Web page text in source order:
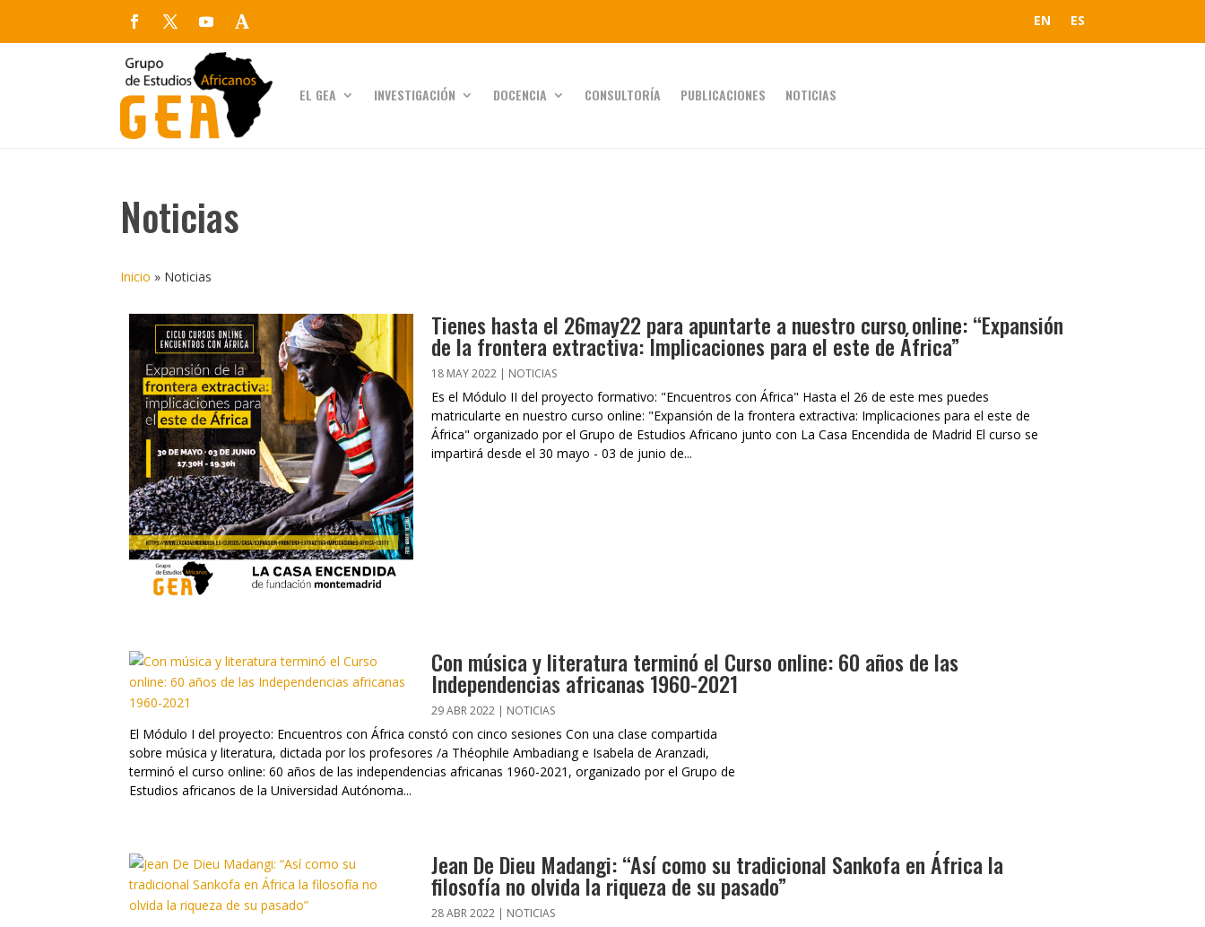
EN ES
EL GEA INVESTIGACIÓN DOCENCIA CONSULTORÍA PUBLICACIONES NOTICIAS
Noticias
Inicio » Noticias
Tienes hasta el 26may22 para apuntarte a nuestro curso online: “Expansión
de la frontera extractiva: Implicaciones para el este de África”
18 MAY 2022| NOTICIAS
Es el Módulo II del proyecto formativo: "Encuentros con África" Hasta el 26 de este mes puedes
matricularte en nuestro curso online: "Expansión de la frontera extractiva: Implicaciones para el este de
África" organizado por el Grupo de Estudios Africano junto con La Casa Encendida de Madrid El curso se
impartirá desde el 30 mayo - 03 de junio de...
Con música y literatura terminó el Curso online: 60 años de las
Independencias africanas 1960-2021
29 ABR 2022| NOTICIAS
El Módulo I del proyecto: Encuentros con África constó con cinco sesiones Con una clase compartida
sobre música y literatura, dictada por los profesores /a Théophile Ambadiang e Isabela de Aranzadi,
terminó el curso online: 60 años de las independencias africanas 1960-2021, organizado por el Grupo de
Estudios africanos de la Universidad Autónoma...
Jean De Dieu Madangi: “Así como su tradicional Sankofa en África la
filosofía no olvida la riqueza de su pasado”
28 ABR 2022| NOTICIAS